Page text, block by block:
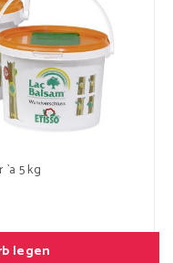
5 kg
legen